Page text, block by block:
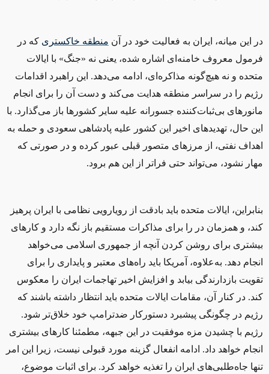
در این میانه، ایران به فعالیت خود در آن منطقه‌ خاکستری که در
فرمول معروف خامنه‌ای اشاره شده، یعنی نه «جنگ» با ایالات
متحده و نه هیچ‌گونه مذاکره‌ای، ادامه می‌دهد. این راهبرد اقدامات
رژیم را در سراسر منطقه هدایت می‌کند و دست آن را برای انجام
مانورهای بی‌ثبات‌کننده‌ جسورانه علیه سایر کشورها باز می‌گذارد. با
این حال، تهدیدهای اخیر این کشور علیه پادشاهی سعودی و حمله به
اهداف نفتی، از مرزهای متصور قبلی عبور کرده و در صورتی که
مهار نشود، می‌تواند حتی فراتر از این هم برود.
بنابراین، ایالات متحده باید بادقت از رویارویی نظامی با ایران پرهیز
کند، و همزمان در را برای مذاکرات مستقیم باز نگه دارد و کارهای
بیشتری برای روشن کردن آنچه از جمهوری اسلامی می‌خواهد
انجام دهد. به‌علاوه، آمریکا باید راه‌های معتبر و پایداری را برای
تقویت بازدارندگی بیابد و افزایش اخیر تهاجمات ایران را معکوس
کند. در کنار آن، مقامات ایالات متحده باید انتظار داشته باشند که
رژیم در چگونگی پیشبرد دستورکار ضدترامپ خود خلاق‌تر شود.
رژیم با چشیدن مزه موفقیت در این جبهه، مطمئنا کارهای بیشتری
انجام خواهد داد. ادامه‌ انفعال گزینه‌ مورد قبولی نیست، زیرا این امر
تنها جاه‌طلبی‌های ایران را تغذیه خواهد کرد. برای اثبات موضوع،